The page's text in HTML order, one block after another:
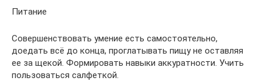
Питание
Совершенствовать умение есть самостоятельно,
доедать всё до конца, проглатывать пищу не оставляя
ее за щекой. Формировать навыки аккуратности. Учить
пользоваться салфеткой.